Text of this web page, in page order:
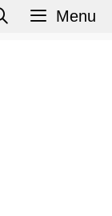
Menu